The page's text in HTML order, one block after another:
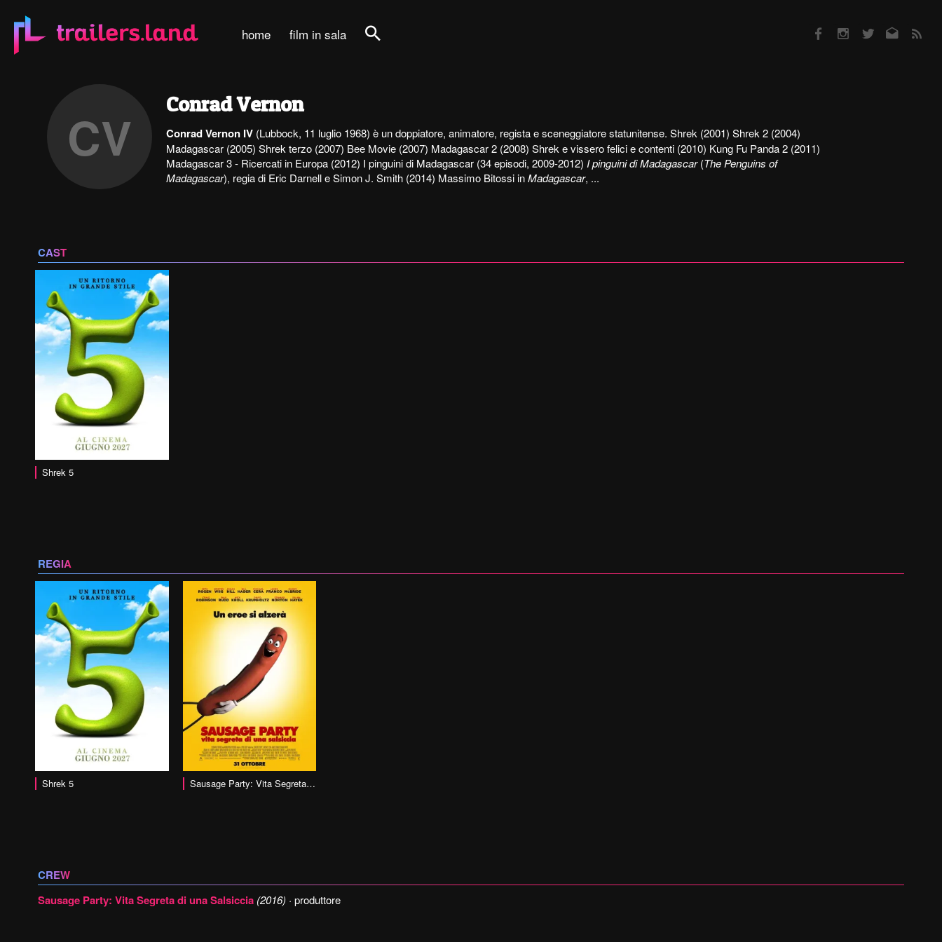
home film in sala
CV
Conrad Vernon
Conrad Vernon IV (Lubbock, 11 luglio 1968) è un doppiatore, animatore, regista e sceneggiatore statunitense. Shrek (2001) Shrek 2 (2004)
Madagascar (2005) Shrek terzo (2007) Bee Movie (2007) Madagascar 2 (2008) Shrek e vissero felici e contenti (2010) Kung Fu Panda 2 (2011)
Madagascar 3 - Ricercati in Europa (2012) I pinguini di Madagascar (34 episodi, 2009-2012) I pinguini di Madagascar(The Penguins of
Madagascar), regia di Eric Darnell e Simon J. Smith (2014) Massimo Bitossi inMadagascar, ...
CAST
Shrek 5
REGIA
Shrek 5vai alla scheda Sausage Party: Vita Segreta di una Salsiccia
CREW
Sausage Party: Vita Segreta di una Salsiccia (2016) · produttore